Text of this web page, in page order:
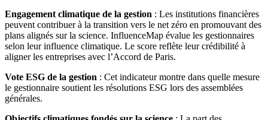
Engagement climatique de la gestion : Les institutions financières
peuvent contribuer à la transition vers le net zéro en promouvant des
plans alignés sur la science. InfluenceMap évalue les gestionnaires
selon leur influence climatique. Le score reflète leur crédibilité à
aligner les entreprises avec l’Accord de Paris.
Vote ESG de la gestion : Cet indicateur montre dans quelle mesure
le gestionnaire soutient les résolutions ESG lors des assemblées
générales.